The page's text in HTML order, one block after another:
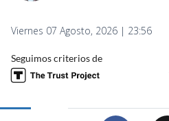
Viernes 07 Agosto, 2026 | 23:56
Seguimos criterios de